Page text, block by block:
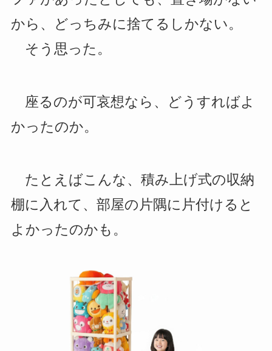
から、どっちみに捨てるしかない。
そう思った。
座るのが可哀想なら、どうすればよ
かったのか。
たとえばこんな、積み上げ式の収納
棚に入れて、部屋の片隅に片付けると
よかったのかも。